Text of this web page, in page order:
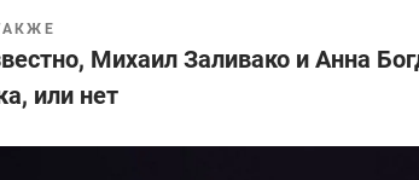
Михаил Заливако и Анна
или нет